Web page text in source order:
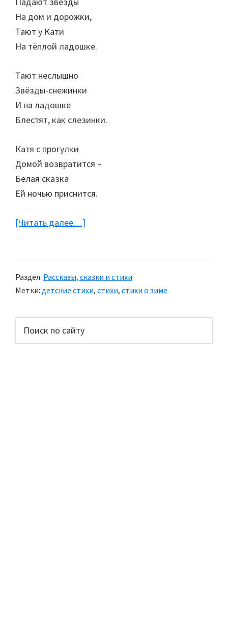
На дом и дорожки,
Тают у Кати
На тёплой ладошке.
Тают неслышно
Звёзды-снежинки
И на ладошке
Блестят, как слезинки.
Катя с прогулки
Домой возвратится –
Белая сказка
Ей ночью приснится.
[Читать далее…]
для
детей
Раздел: Рассказы, сказки и стихи
Метки: детские стихи, стихи, стихи о зиме
Основной
сайдбар